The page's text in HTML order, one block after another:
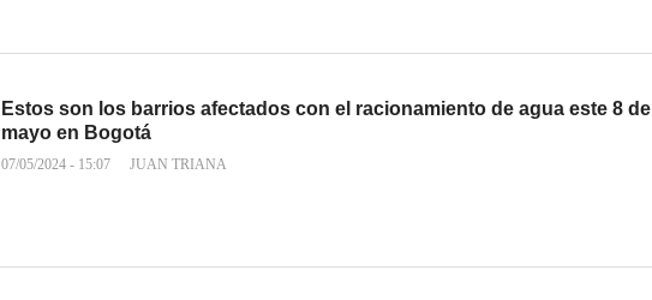
Estos son los barrios afectados con el racionamiento de agua este 8 de
mayo en Bogotá
07/05/2024 - 15:07 JUAN TRIANA